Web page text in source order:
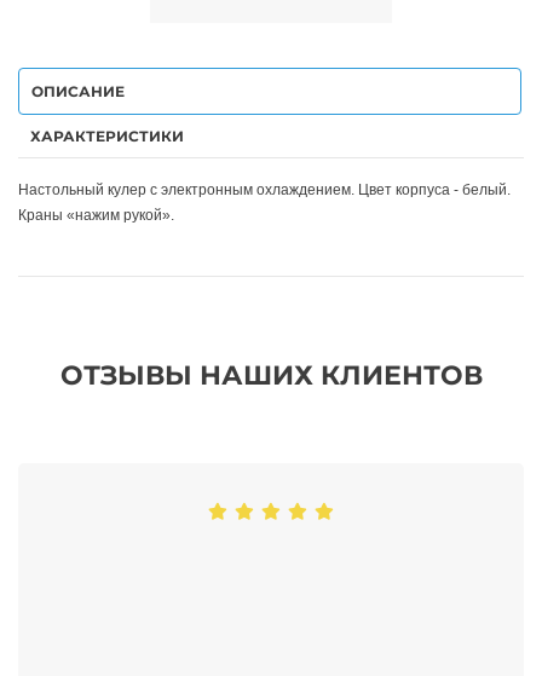
ОПИСАНИЕ
ХАРАКТЕРИСТИКИ
Настольный кулер с электронным охлаждением. Цвет корпуса - белый.
Краны «нажим рукой».
ОТЗЫВЫ НАШИХ КЛИЕНТОВ